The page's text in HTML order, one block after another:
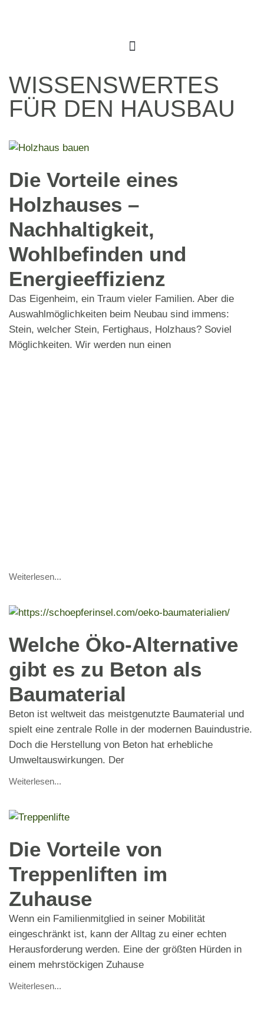
WISSENSWERTES
FÜR DEN HAUSBAU
Die Vorteile eines
Holzhauses –
Nachhaltigkeit,
Wohlbefinden und
Energieeffizienz
Das Eigenheim, ein Traum vieler Familien. Aber die
Auswahlmöglichkeiten beim Neubau sind immens:
Stein, welcher Stein, Fertighaus, Holzhaus? Soviel
Möglichkeiten. Wir werden nun einen
Weiterlesen...
Welche Öko-Alternative
gibt es zu Beton als
Baumaterial
Beton ist weltweit das meistgenutzte Baumaterial und
spielt eine zentrale Rolle in der modernen Bauindustrie.
Doch die Herstellung von Beton hat erhebliche
Umweltauswirkungen. Der
Weiterlesen...
Die Vorteile von
Treppenliften im
Zuhause
Wenn ein Familienmitglied in seiner Mobilität
eingeschränkt ist, kann der Alltag zu einer echten
Herausforderung werden. Eine der größten Hürden in
einem mehrstöckigen Zuhause
Weiterlesen...